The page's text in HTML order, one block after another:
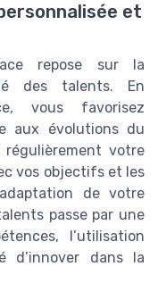
et
repose sur la
des talents. En
vous favorisez
aux évolutions du
régulièrement votre
vos objectifs et les
de votre
passe par une
l’utilisation
d’innover dans la